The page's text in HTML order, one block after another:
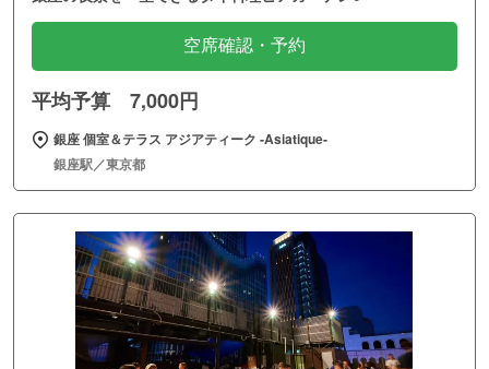
空席確認・予約
平均予算 7,000円
銀座 個室＆テラス アジアティーク ‐Asiatique‐
銀座駅／東京都